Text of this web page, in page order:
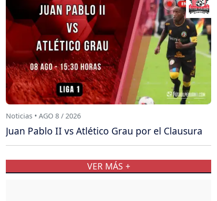
Noticias • AGO 8 / 2026
Juan Pablo II vs Atlético Grau por el Clausura
VER MÁS +